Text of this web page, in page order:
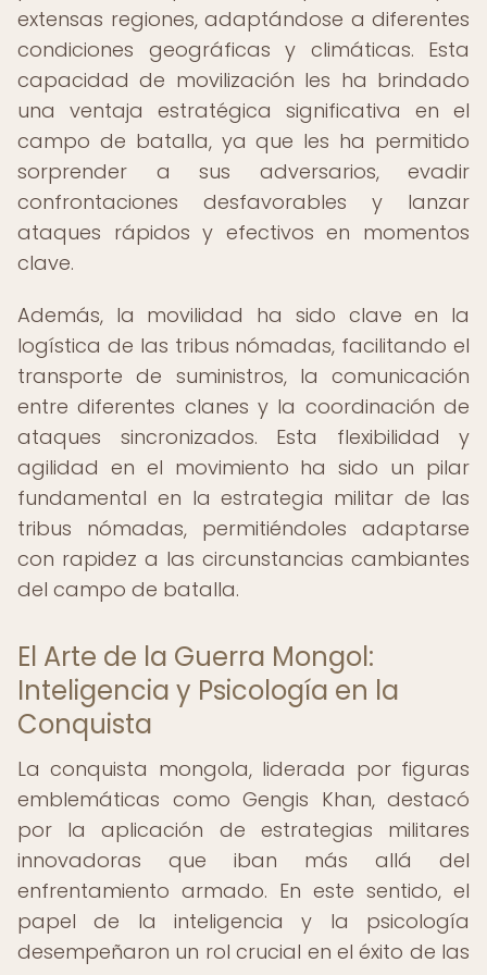
extensas regiones, adaptándose a diferentes
condiciones geográficas y climáticas. Esta
capacidad de movilización les ha brindado
una ventaja estratégica significativa en el
campo de batalla, ya que les ha permitido
sorprender a sus adversarios, evadir
confrontaciones desfavorables y lanzar
ataques rápidos y efectivos en momentos
clave.
Además, la movilidad ha sido clave en la
logística de las tribus nómadas, facilitando el
transporte de suministros, la comunicación
entre diferentes clanes y la coordinación de
ataques sincronizados. Esta flexibilidad y
agilidad en el movimiento ha sido un pilar
fundamental en la estrategia militar de las
tribus nómadas, permitiéndoles adaptarse
con rapidez a las circunstancias cambiantes
del campo de batalla.
El Arte de la Guerra Mongol:
Inteligencia y Psicología en la
Conquista
La conquista mongola, liderada por figuras
emblemáticas como Gengis Khan, destacó
por la aplicación de estrategias militares
innovadoras que iban más allá del
enfrentamiento armado. En este sentido, el
papel de la inteligencia y la psicología
desempeñaron un rol crucial en el éxito de las